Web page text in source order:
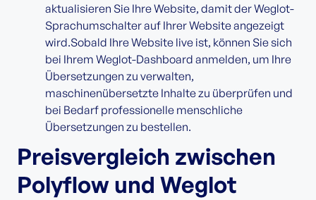
aktualisieren Sie Ihre Website, damit der Weglot-
Sprachumschalter auf Ihrer Website angezeigt
wird.Sobald Ihre Website live ist, können Sie sich
bei Ihrem Weglot-Dashboard anmelden, um Ihre
Übersetzungen zu verwalten,
maschinenübersetzte Inhalte zu überprüfen und
bei Bedarf professionelle menschliche
Übersetzungen zu bestellen.
Preisvergleich zwischen
Polyflow und Weglot